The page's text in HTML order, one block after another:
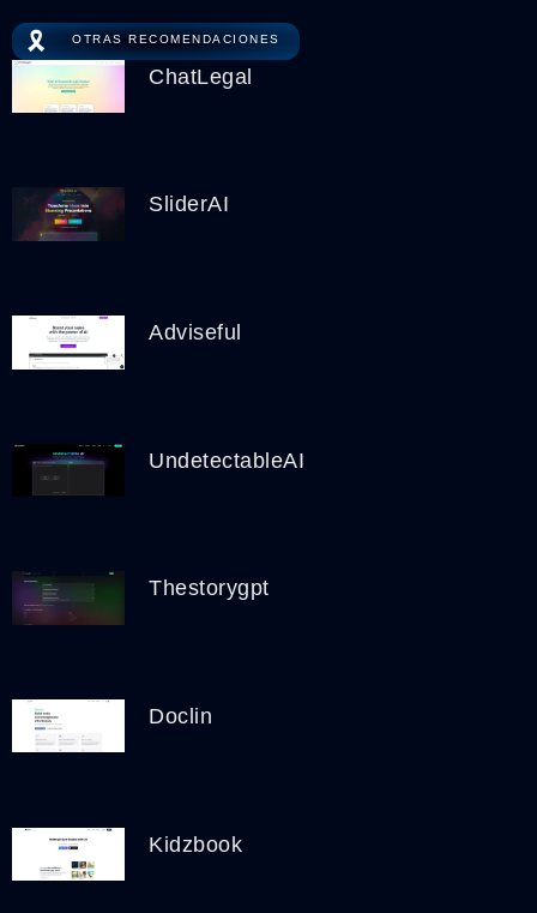
🎗️ OTRAS RECOMENDACIONES
ChatLegal
SliderAI
Adviseful
UndetectableAI
Thestorygpt
Doclin
Kidzbook